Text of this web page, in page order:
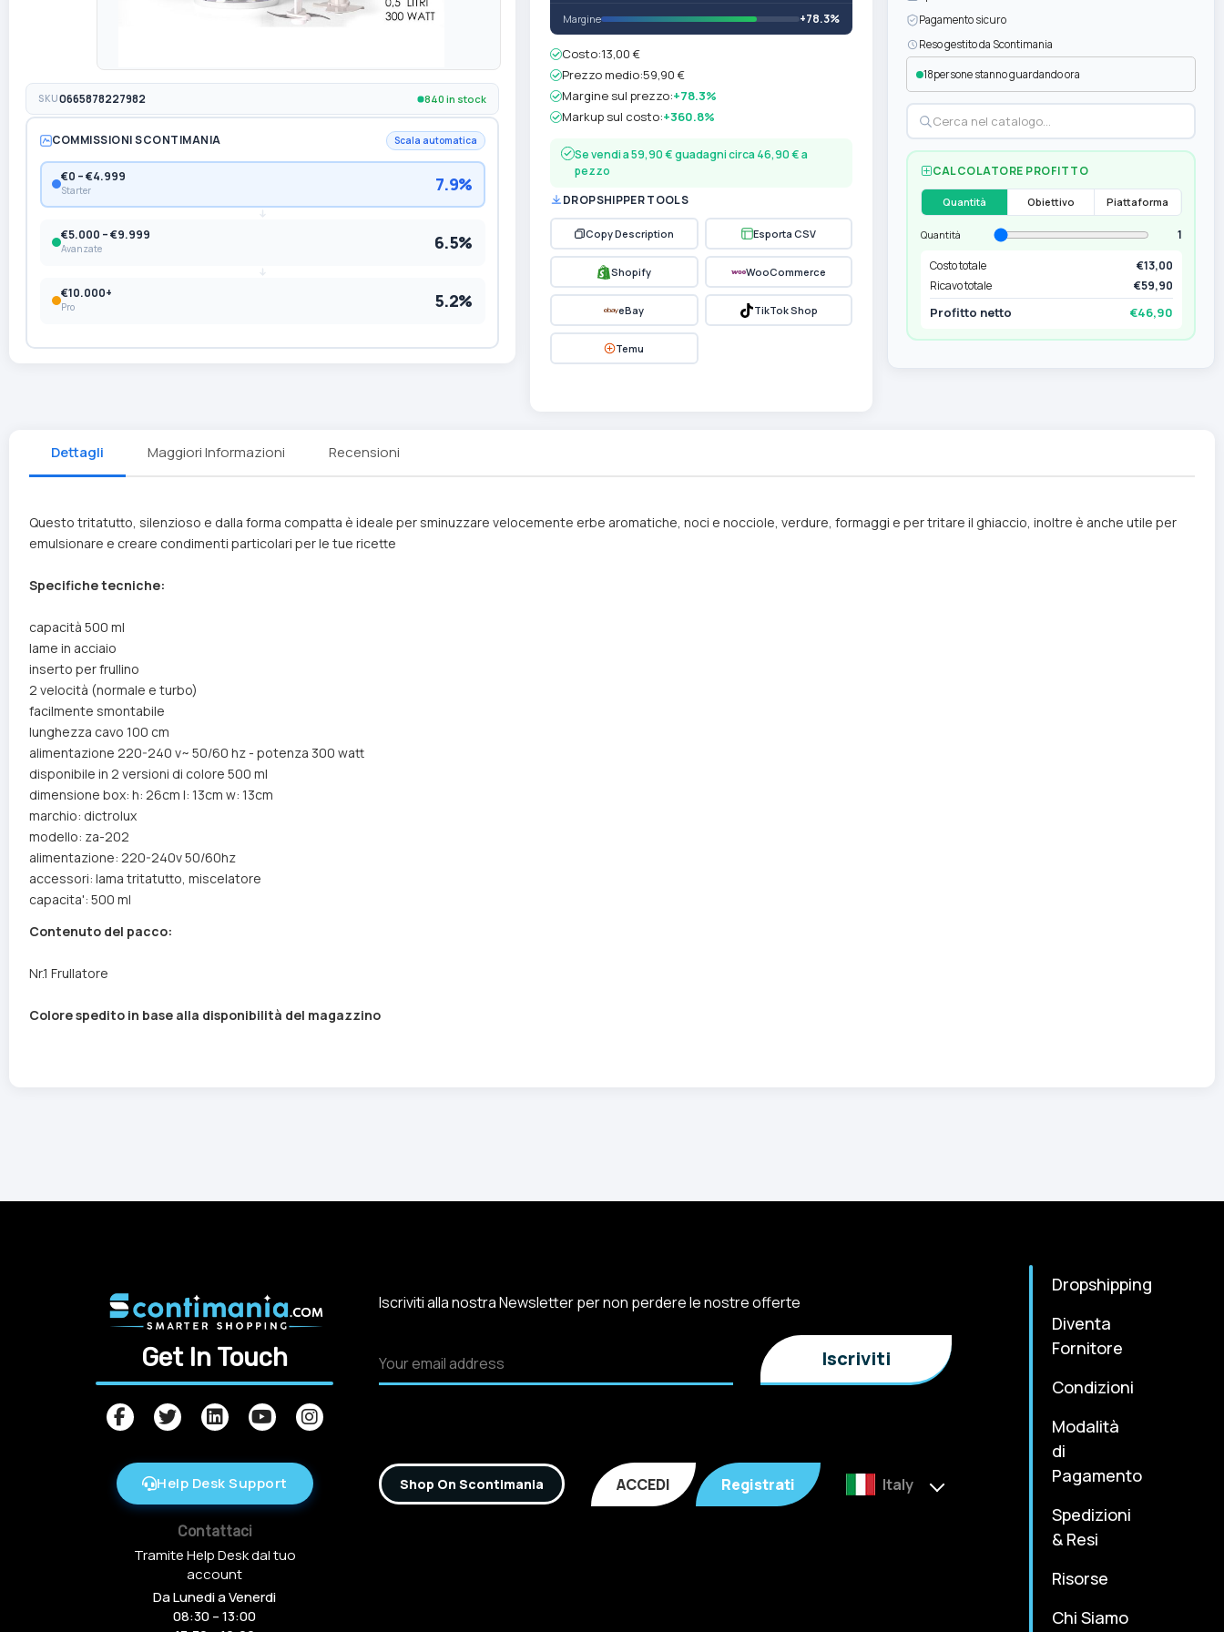
SKU0665878227982 840 in stock
COMMISSIONI SCONTIMANIA Scala automatica
€0 – €4.999
Starter 7.9%
€5.000 – €9.999
Avanzate 6.5%
€10.000+
Pro 5.2%
Margine +78.3%
Costo:13,00 €
Prezzo medio:59,90 €
Margine sul prezzo:+78.3%
Markup sul costo:+360.8%
Se vendi a 59,90 € guadagni circa 46,90 € a
pezzo
DROPSHIPPER TOOLS
Copy Description Esporta CSV
Shopify WooCommerce
eBay TikTok Shop
Temu
Pagamento sicuro
Reso gestito da Scontimania
18persone stanno guardando ora
CALCOLATORE PROFITTO
Quantità Obiettivo Piattaforma
Quantità
1
Costo totale
€13,00
Ricavo totale
€59,90
Profitto netto €46,90
Dettagli Maggiori Informazioni Recensioni
Questo tritatutto, silenzioso e dalla forma compatta è ideale per sminuzzare velocemente erbe aromatiche, noci e nocciole, verdure, formaggi e per tritare il ghiaccio, inoltre è anche utile per
emulsionare e creare condimenti particolari per le tue ricette
Specifiche tecniche:
capacità 500 ml
lame in acciaio
inserto per frullino
2 velocità (normale e turbo)
facilmente smontabile
lunghezza cavo 100 cm
alimentazione 220-240 v~ 50/60 hz - potenza 300 watt
disponibile in 2 versioni di colore 500 ml
dimensione box: h: 26cm l: 13cm w: 13cm
marchio: dictrolux
modello: za-202
alimentazione: 220-240v 50/60hz
accessori: lama tritatutto, miscelatore
capacita': 500 ml
Contenuto del pacco:
Nr.1 Frullatore
Colore spedito in base alla disponibilità del magazzino
Get In Touch
Help Desk Support
Contattaci
Tramite Help Desk dal tuo
account
Da Lunedi a Venerdi
08:30 – 13:00
Iscriviti alla nostra Newsletter per non perdere le nostre offerte
Shop On Scontimania ACCEDI Registrati Italy
Dropshipping
Diventa
Fornitore
Condizioni
Modalità
di
Pagamento
Spedizioni
& Resi
Risorse
Chi Siamo